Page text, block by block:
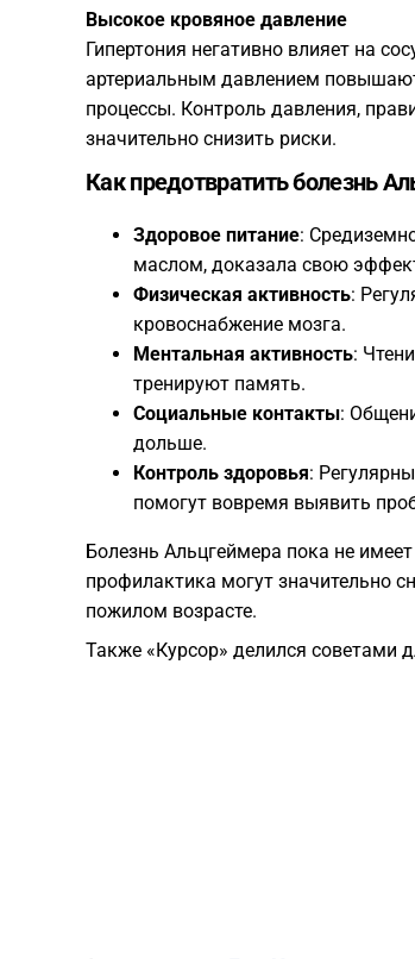
Высокое кровяное давление
Гипертония негативно влияет на
артериальным давлением
процессы. Контроль давления,
значительно снизить риски.
Как предотвратить болезнь
Здоровое питание:
маслом, доказала свою
Физическая активность:
кровоснабжение мозга.
Ментальная активность:
тренируют память.
Социальные контакты:
дольше.
Контроль здоровья:
помогут вовремя выявить
Болезнь Альцгеймера пока не
профилактика могут значительно
пожилом возрасте.
Также «Курсор» делился советами